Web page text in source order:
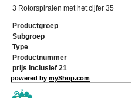
3 Rotorspiralen met het cijfer 35
Productgroep
Subgroep
Type
Productnummer
prijs inclusief 21
powered by myShop.com